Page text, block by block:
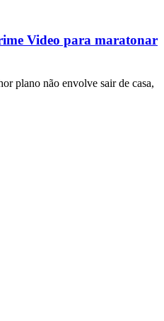
Video para maratonar
plano não envolve sair de casa,